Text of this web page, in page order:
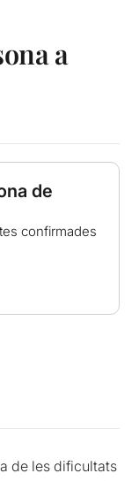
a
de
confirmades
de les dificultats